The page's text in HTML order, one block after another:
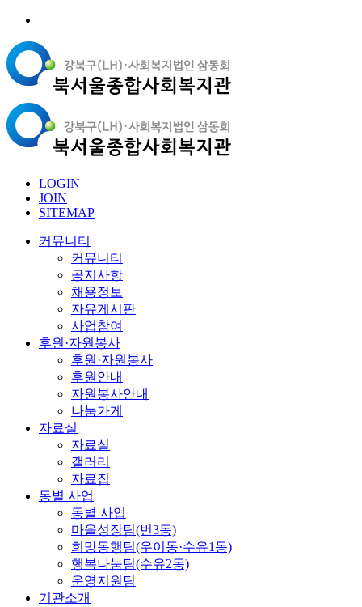
LOGIN
JOIN
SITEMAP
커뮤니티
커뮤니티
공지사항
채용정보
자유게시판
사업참여
후원·자원봉사
후원·자원봉사
후원안내
자원봉사안내
나눔가게
자료실
자료실
갤러리
자료집
동별 사업
동별 사업
마을성장팀(번3동)
희망동행팀(우이동·수유1동)
행복나눔팀(수유2동)
운영지원팀
기관소개